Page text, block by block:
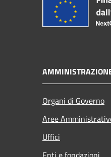
Organi di Governo
Aree
Uffici